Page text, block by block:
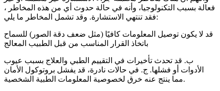
فعالة بسبب التكنولوجيا، وأنه في حالة حدوث أي من هذه المخاطر ،
فقد تنتهي الاستشارة. وقد تشمل المخاطر ما يلي:
قد لا يكون توصيل المعلومات كافيًا (مثل ضعف دقة الصور) للسماح
باتخاذ القرار المناسب من قبل الطبيب المعالج
ب. قد تحدث تأخيرات في التقييم الطبي والعلاج بسبب عيوب
الأدوات أو فشلها. ج. في حالات نادرة، قد يفشل بروتوكول الأمان
مما ينتج عنه خرق لخصوصية المعلومات الطبية الشخصية.